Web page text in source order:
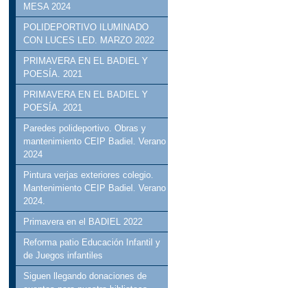
MESA 2024
POLIDEPORTIVO ILUMINADO
CON LUCES LED. MARZO 2022
PRIMAVERA EN EL BADIEL Y
POESÍA. 2021
PRIMAVERA EN EL BADIEL Y
POESÍA. 2021
Paredes polideportivo. Obras y
mantenimiento CEIP Badiel. Verano
2024
Pintura verjas exteriores colegio.
Mantenimiento CEIP Badiel. Verano
2024.
Primavera en el BADIEL 2022
Reforma patio Educación Infantil y
de Juegos infantiles
Siguen llegando donaciones de